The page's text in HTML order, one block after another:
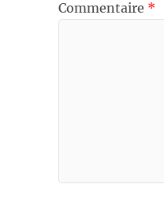
Commentaire *